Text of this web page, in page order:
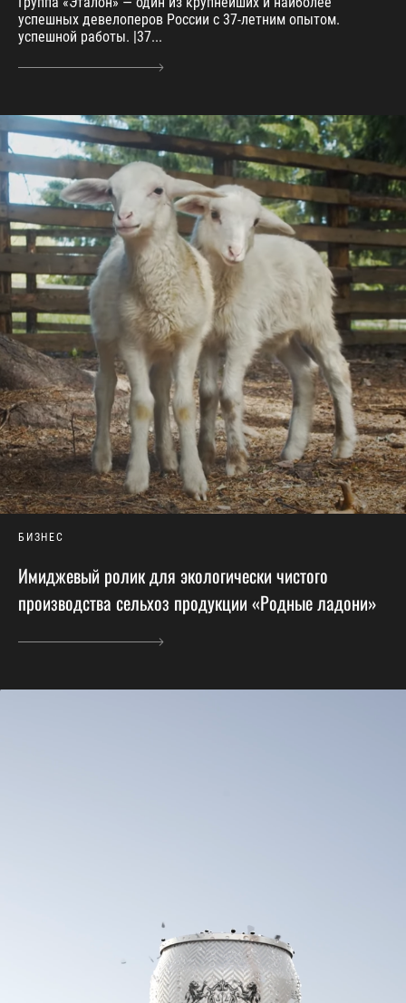
успешных девелоперов России с 37-летним опытом.
успешной работы. |37...
БИЗНЕС
Имиджевый ролик для экологически чистого
производства сельхоз продукции «Родные ладони»